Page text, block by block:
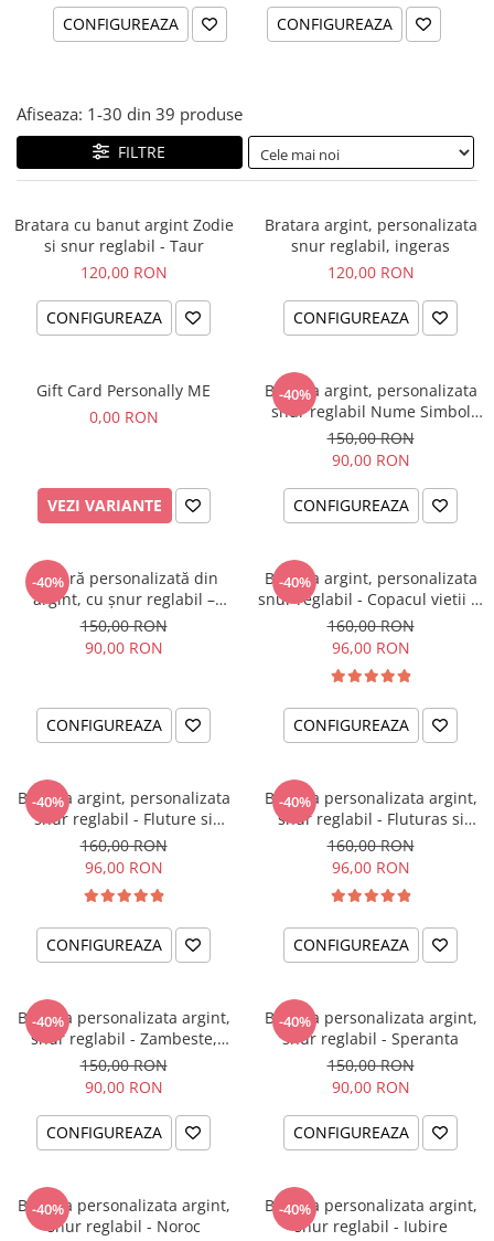
CONFIGUREAZA CONFIGUREAZA
Afiseaza: 1-30 din 39 produse
FILTRE
Bratara cu banut argint Zodie
si snur reglabil - Taur
120,00 RON
CONFIGUREAZA
Bratara argint, personalizata
snur reglabil, ingeras
120,00 RON
CONFIGUREAZA
Gift Card Personally ME
0,00 RON
VEZI VARIANTE
-40%
Bratara argint, personalizata
snur reglabil Nume Simbol
bebelus
150,00 RON
90,00 RON
CONFIGUREAZA
-40%
Brățară personalizată din
argint, cu șnur reglabil –
simbol Soare
150,00 RON
90,00 RON
CONFIGUREAZA
-40%
Bratara argint, personalizata
snur reglabil - Copacul vietii si
Cristal
160,00 RON
96,00 RON
CONFIGUREAZA
-40%
Bratara argint, personalizata
snur reglabil - Fluture si
Cristal
160,00 RON
96,00 RON
CONFIGUREAZA
-40%
Bratara personalizata argint,
snur reglabil - Fluturas si
Cristal
160,00 RON
96,00 RON
CONFIGUREAZA
-40%
Bratara personalizata argint,
snur reglabil - Zambeste,
iubeste, traieste
150,00 RON
90,00 RON
CONFIGUREAZA
-40%
Bratara personalizata argint,
snur reglabil - Speranta
150,00 RON
90,00 RON
CONFIGUREAZA
-40%
Bratara personalizata argint,
snur reglabil - Noroc
-40%
Bratara personalizata argint,
snur reglabil - Iubire